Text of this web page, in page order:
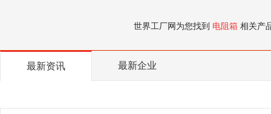
世界工厂网为您找到 电阻箱 相关产
最新资讯 最新企业